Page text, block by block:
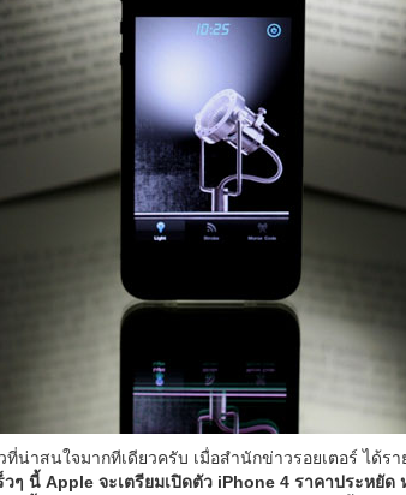
น่าสนใจมากทีเดียวครับ เมื่อสำนักข่าวรอยเตอร์ ได้รา
วๆ นี้ Apple จะเตรียมเปิดตัว iPhone 4 ราคาประหยั